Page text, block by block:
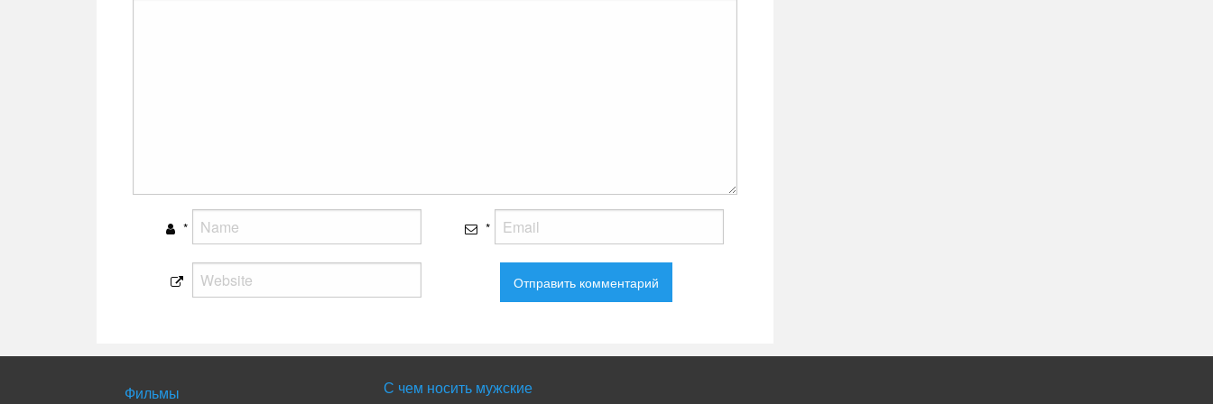
* *
Фильмы
С чем носить мужские